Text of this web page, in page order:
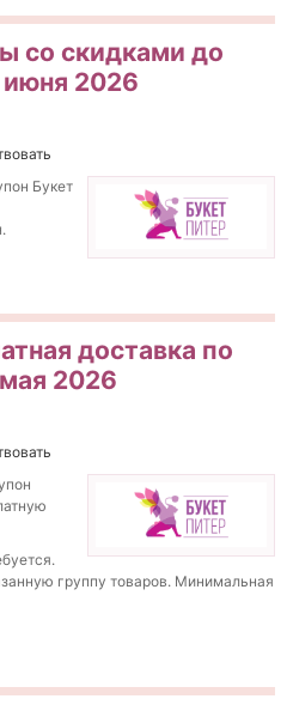
со скидками до
2026
Букет
доставка по
2026
группу товаров. Минимальная